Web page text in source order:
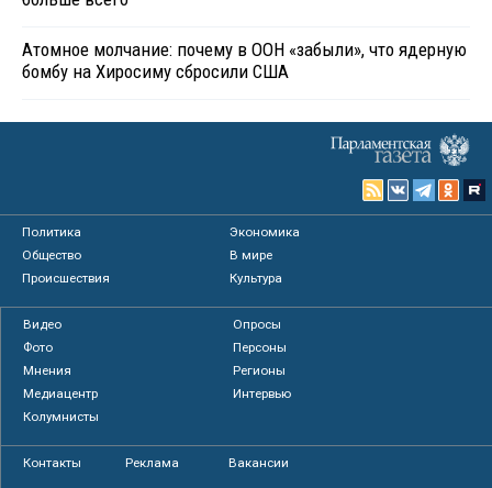
Атомное молчание: почему в ООН «забыли», что ядерную
бомбу на Хиросиму сбросили США
Политика
Экономика
Общество
В мире
Происшествия
Культура
Видео
Опросы
Фото
Персоны
Мнения
Регионы
Медиацентр
Интервью
Колумнисты
Контакты Реклама Вакансии